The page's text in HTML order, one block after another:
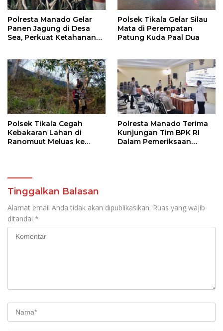
Polresta Manado Gelar
Panen Jagung di Desa
Sea, Perkuat Ketahanan
Polsek Tikala Gelar Silau
Mata di Perempatan
Patung Kuda Paal Dua
Polsek Tikala Cegah
Kebakaran Lahan di
Ranomuut Meluas ke
Polresta Manado Terima
Kunjungan Tim BPK RI
Dalam Pemeriksaan
Tinggalkan Balasan
Alamat email Anda tidak akan dipublikasikan. Ruas yang wajib
ditandai *